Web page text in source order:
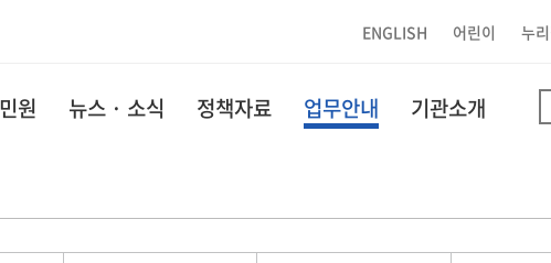
ENGLISH 어린이 누
원 뉴스 · 소식 정책자료 업무안내 기관소개